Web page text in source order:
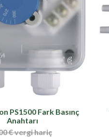
PS1500 Fark Basınç
Anahtarı
€ vergi hariç